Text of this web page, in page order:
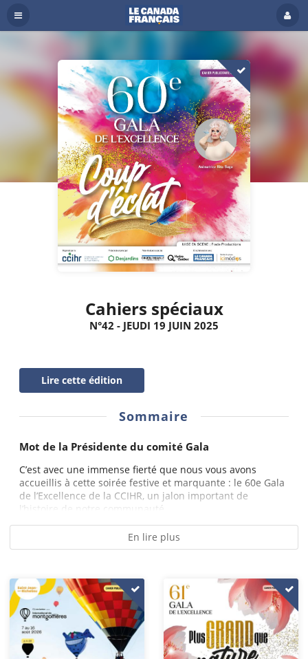
Cahiers spéciaux
N°42 - JEUDI 19 JUIN 2025
Lire cette édition
Sommaire
Mot de la Présidente du comité Gala
C’est avec une immense fierté que nous vous avons
accueillis à cette soirée festive et marquante : le 60e Gala
de l’Excellence de la CCIHR, un jalon important de
l’histoire de notre communauté...
En lire plus